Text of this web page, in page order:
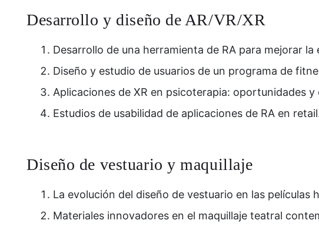
Desarrollo y diseño de AR/VR/XR
Desarrollo de una herramienta de RA para mejorar
Diseño y estudio de usuarios de un programa de
Aplicaciones de XR en psicoterapia: oportunidades y
Estudios de usabilidad de aplicaciones de RA en
Diseño de vestuario y maquillaje
La evolución del diseño de vestuario en las películas
Materiales innovadores en el maquillaje teatral